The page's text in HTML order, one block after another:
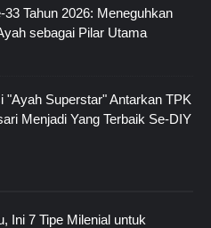
Tahun 2026: Meneguhkan
sebagai Pilar Utama
"Ayah Superstar" Antarkan TPK
Menjadi Yang Terbaik Se-DIY
Ini 7 Tipe Milenial untuk